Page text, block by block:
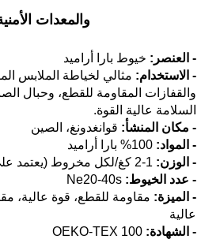
والمعدات
- العنصر: خيوط بارا أراميد
- الاستخدام: مثالي لخياطة الملابس
والقفازات المقاومة للقطع، وحبال
السلامة عالية القوة.
- مكان المنشأ: قوانغدونغ، الصين
- المواد: 100% بارا أراميد
- الوزن: 1-2 كغ/لكل مخروط (يعتمد على متطلبات العملاء)
- عدد الخيوط: Ne20-40s
- الميزة: مقاومة للقطع، قوة عالية،
عالية
- الشهادة: OEKO-TEX 100